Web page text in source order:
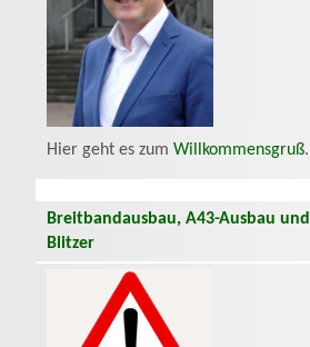
Hier geht es zum Willkommensgruß.
Breitbandausbau, A43-Ausbau und
Blitzer